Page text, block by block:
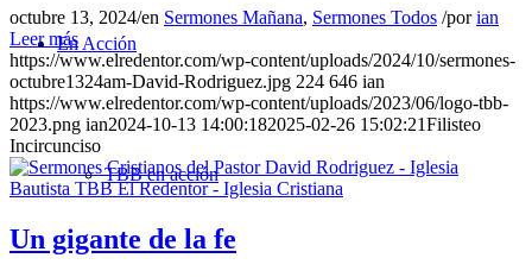
En Acción
TBB en acción
octubre 13, 2024/en Sermones Mañana, Sermones Todos /porian
Leer más
https://www.elredentor.com/wp-content/uploads/2024/10/sermones-
octubre1324am-David-Rodriguez.jpg 224 646 ian
https://www.elredentor.com/wp-content/uploads/2023/06/logo-tbb-
2023.png ian2024-10-13 14:00:182025-02-26 15:02:21Filisteo
Incircunciso
Un gigante de la fe